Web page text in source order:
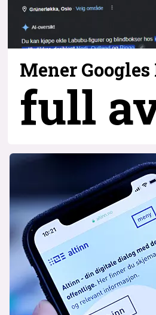
Mener
full